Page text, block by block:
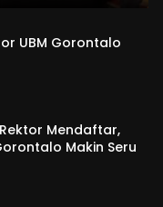
UBM Gorontalo
Mendaftar,
Makin Seru